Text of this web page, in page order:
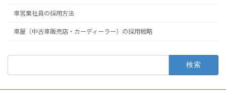
車営業社員の採用方法
車屋（中古車販売店・カーディーラー）の採用戦略